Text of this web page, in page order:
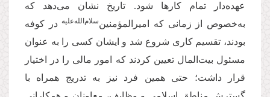
عهده‌دار تمام کارها شود. تاریخ نشان می‌دهد که
به‌خصوص از زمانی که امیرالمؤمنین‌سلام‌الله‌علیه ‌ در کوفه
بودند، تقسیم کاری شروع شد و ایشان کسی را به عنوان
مسئول بیت‌المال تعیین کردند که امور مالی را در اختیار
قرار داشت؛ حتی همین فرد نیز به تدریج همراه با